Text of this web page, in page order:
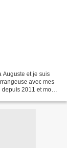
Auguste et je suis
avec mes
2011 et mon